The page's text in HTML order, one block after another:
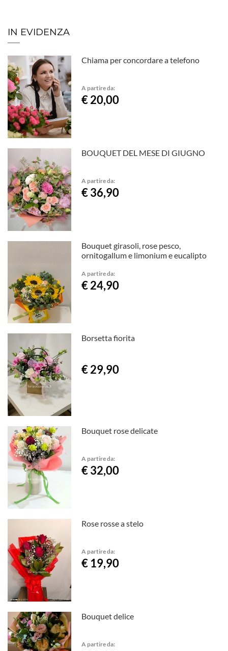
IN EVIDENZA
Chiama per concordare a telefono
A partire da:
€ 20,00
BOUQUET DEL MESE DI GIUGNO
A partire da:
€ 36,90
Bouquet girasoli, rose pesco,
ornitogallum e limonium e eucalipto
A partire da:
€ 24,90
Borsetta fiorita
€ 29,90
Bouquet rose delicate
A partire da:
€ 32,00
Rose rosse a stelo
A partire da:
€ 19,90
Bouquet delice
A partire da: